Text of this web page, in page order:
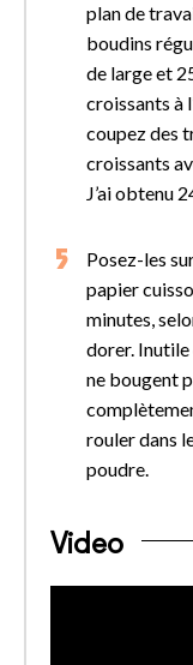
plan de
boudins
de large et
croissants à
coupez des
croissants
J’ai obtenu
Posez-les
papier
minutes,
dorer. Inutile
ne bougent
rouler dans
poudre.
Video